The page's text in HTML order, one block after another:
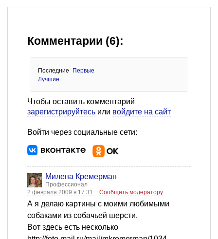
Комментарии (6):
Последние
Первые
Лучшие
Чтобы оставить комментарий
зарегистрируйтесь или войдите на сайт
Войти через социальные сети:
Милена Кремерман
Профессионал
2 февраля 2009 в 17:31
Сообщить модератору
А я делаю картины с моими любимыми
собаками из собачьей шерсти.
Вот здесь есть несколько